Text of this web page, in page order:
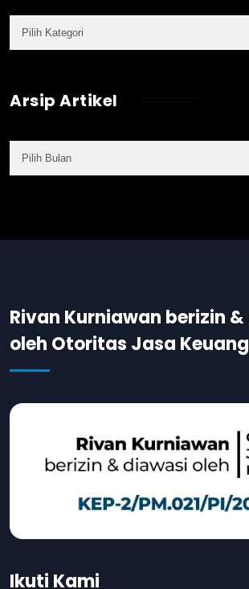
Arsip Artikel
Rivan Kurniawan berizin
oleh Otoritas Jasa
Ikuti Kami